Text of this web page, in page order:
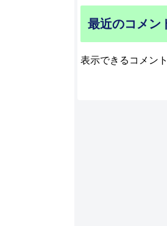
最近のコメン
表示できるコメン